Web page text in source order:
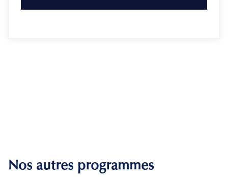
Nos autres programmes